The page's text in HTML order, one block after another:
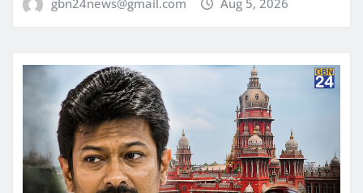
gbn24news@gmail.com Aug 5, 2026